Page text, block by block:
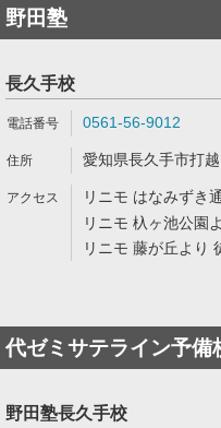
野田塾
長久手校
0561-56-9012
愛知県長久手市打
リニモ はなみずき
リニモ 杁ヶ池公園
リニモ 藤が丘より
代ゼミサテライン予備
野田塾長久手校